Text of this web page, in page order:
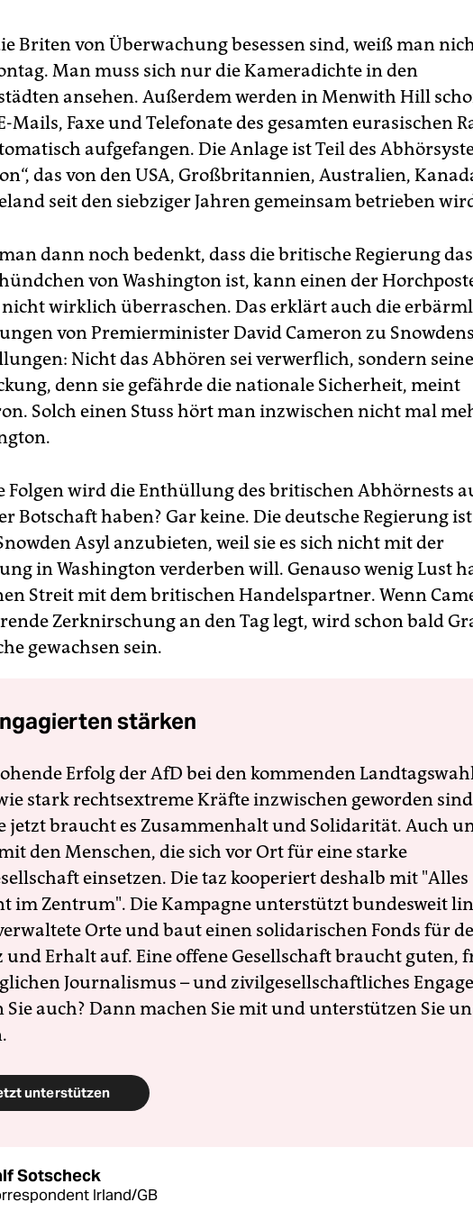
Briten von Überwachung besessen sind, weiß man
Man muss sich nur die Kameradichte in den
ansehen. Außerdem werden in Menwith Hill
Mails, Faxe und Telefonate des gesamten eurasischen
aufgefangen. Die Anlage ist Teil des
das von den USA, Großbritannien, Australien,
seit den siebziger Jahren gemeinsam betrieben
dann noch bedenkt, dass die britische Regierung das
von Washington ist, kann einen der
wirklich überraschen. Das erklärt auch die
von Premierminister David Cameron zu Snowdens
Nicht das Abhören sei verwerflich, sondern seine
denn sie gefährde die nationale Sicherheit, meint
Solch einen Stuss hört man inzwischen nicht mal
Folgen wird die Enthüllung des britischen Abhörnests
Botschaft haben? Gar keine. Die deutsche Regierung
Asyl anzubieten, weil sie es sich nicht mit der
in Washington verderben will. Genauso wenig Lust
Streit mit dem britischen Handelspartner. Wenn
Zerknirschung an den Tag legt, wird schon bald
gewachsen sein.
stärken
Erfolg der AfD bei den kommenden
stark rechtsextreme Kräfte inzwischen geworden
jetzt braucht es Zusammenhalt und Solidarität. Auch
den Menschen, die sich vor Ort für eine starke
einsetzen. Die taz kooperiert deshalb mit "Alles
im Zentrum". Die Kampagne unterstützt bundesweit
Orte und baut einen solidarischen Fonds für
und Erhalt auf. Eine offene Gesellschaft braucht guten,
Journalismus – und zivilgesellschaftliches
Sie auch? Dann machen Sie mit und unterstützen Sie
unterstützen
Sotscheck
Irland/GB